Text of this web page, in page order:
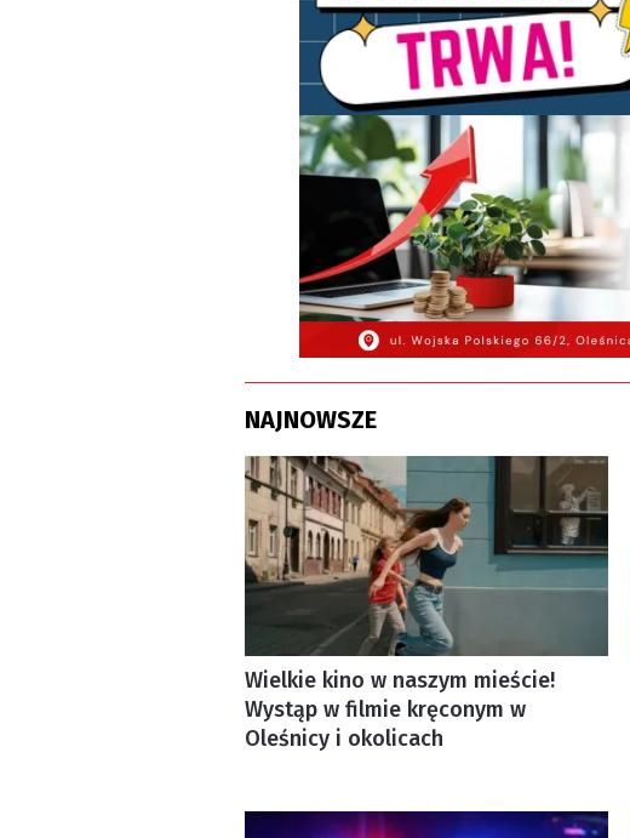
NAJNOWSZE
Wielkie kino w naszym mieście!
Wystąp w filmie kręconym w
Oleśnicy i okolicach